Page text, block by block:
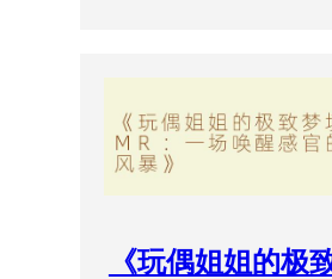
《玩偶姐姐的极